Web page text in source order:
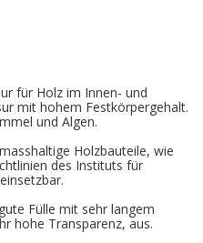
für Holz im Innen- und
mit hohem Festkörpergehalt.
und Algen.
Holzbauteile, wie
des Instituts für
Fülle mit sehr langem
hohe Transparenz, aus.